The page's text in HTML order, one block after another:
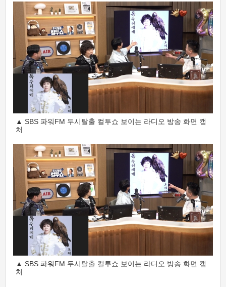
▲ SBS 파워FM 두시탈출 컬투쇼 보이는 라디오 방송 화면 캡
처
▲ SBS 파워FM 두시탈출 컬투쇼 보이는 라디오 방송 화면 캡
처